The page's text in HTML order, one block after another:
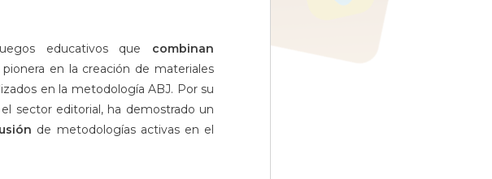
educativos que combinan
en la creación de materiales
en la metodología ABJ. Por su
sector editorial, ha demostrado un
de metodologías activas en el